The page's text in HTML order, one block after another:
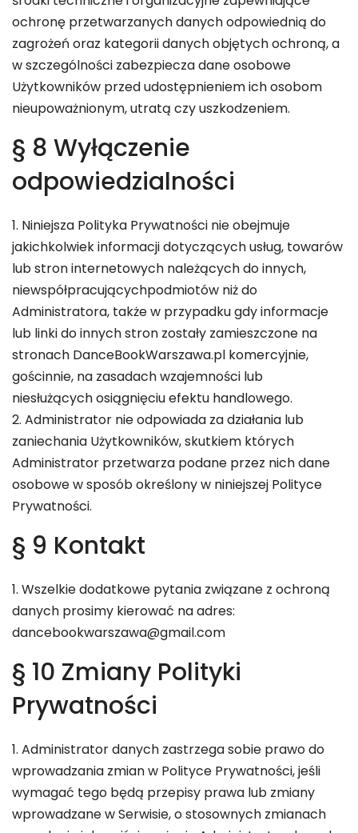
ochronę przetwarzanych danych odpowiednią do
zagrożeń oraz kategorii danych objętych ochroną, a
w szczególności zabezpiecza dane osobowe
Użytkowników przed udostępnieniem ich osobom
nieupoważnionym, utratą czy uszkodzeniem.
§ 8 Wyłączenie
odpowiedzialności
1. Niniejsza Polityka Prywatności nie obejmuje
jakichkolwiek informacji dotyczących usług, towarów
lub stron internetowych należących do innych,
niewspółpracującychpodmiotów niż do
Administratora, także w przypadku gdy informacje
lub linki do innych stron zostały zamieszczone na
stronach DanceBookWarszawa.pl komercyjnie,
gościnnie, na zasadach wzajemności lub
niesłużących osiągnięciu efektu handlowego.
2. Administrator nie odpowiada za działania lub
zaniechania Użytkowników, skutkiem których
Administrator przetwarza podane przez nich dane
osobowe w sposób określony w niniejszej Polityce
Prywatności.
§ 9 Kontakt
1. Wszelkie dodatkowe pytania związane z ochroną
danych prosimy kierować na adres:
dancebookwarszawa@gmail.com
§ 10 Zmiany Polityki
Prywatności
1. Administrator danych zastrzega sobie prawo do
wprowadzania zmian w Polityce Prywatności, jeśli
wymagać tego będą przepisy prawa lub zmiany
wprowadzane w Serwisie, o stosownych zmianach